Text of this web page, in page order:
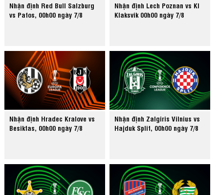
Nhận định Red Bull Salzburg
vs Pafos, 00h00 ngày 7/8
Nhận định Lech Poznan vs KI
Klaksvik 00h00 ngày 7/8
Nhận định Hradec Kralove vs
Besiktas, 00h00 ngày 7/8
Nhận định Zalgiris Vilnius vs
Hajduk Split, 00h00 ngày 7/8